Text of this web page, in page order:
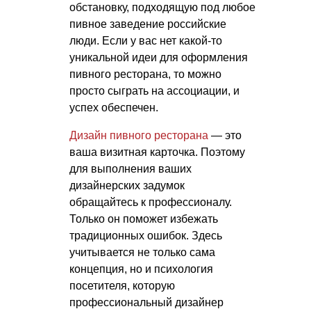
обстановку, подходящую под любое
пивное заведение российские
люди. Если у вас нет какой-то
уникальной идеи для оформления
пивного ресторана, то можно
просто сыграть на ассоциации, и
успех обеспечен.
Дизайн пивного ресторана — это
ваша визитная карточка. Поэтому
для выполнения ваших
дизайнерских задумок
обращайтесь к профессионалу.
Только он поможет избежать
традиционных ошибок. Здесь
учитывается не только сама
концепция, но и психология
посетителя, которую
профессиональный дизайнер